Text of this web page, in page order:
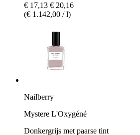
€ 17,13 € 20,16
(€ 1.142,00 / l)
Nailberry
Mystere L'Oxygéné
Donkergrijs met paarse tint